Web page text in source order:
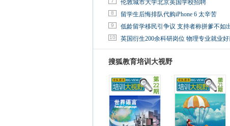
伦敦城市大学北京英国学校招聘
8 留学生后悔排队代购iPhone 6 太辛苦
9 低龄留学移民引争议 支持者称拼爹不如
10 英国衍生200余科研岗位 物理专业就业
搜狐教育培训大视野